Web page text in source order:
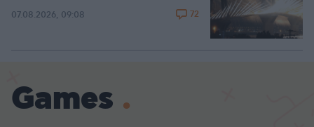
07.08.2026, 09:08 72
Games